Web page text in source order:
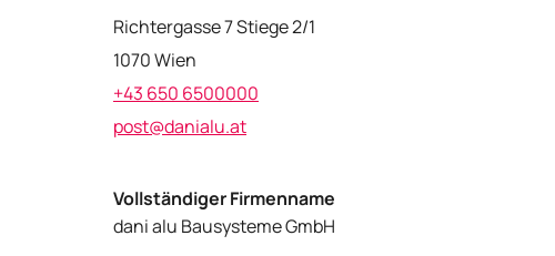
Richtergasse 7 Stiege 2/1
1070 Wien
+43 650 6500000
post@danialu.at
Vollständiger Firmenname
dani alu Bausysteme GmbH